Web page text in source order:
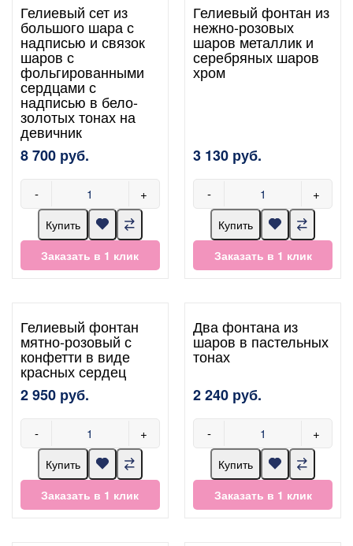
Гелиевый сет из
большого шара с
надписью и связок
шаров с
фольгированными
сердцами с
надписью в бело-
золотых тонах на
девичник
8 700 руб.
- +
Купить
Заказать в 1 клик
Гелиевый фонтан из
нежно-розовых
шаров металлик и
серебряных шаров
хром
3 130 руб.
- +
Купить
Заказать в 1 клик
Гелиевый фонтан
мятно-розовый с
конфетти в виде
красных сердец
2 950 руб.
- +
Купить
Заказать в 1 клик
Два фонтана из
шаров в пастельных
тонах
2 240 руб.
- +
Купить
Заказать в 1 клик